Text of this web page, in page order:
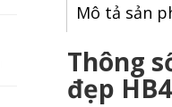
Mô tả sản
Thông
đẹp